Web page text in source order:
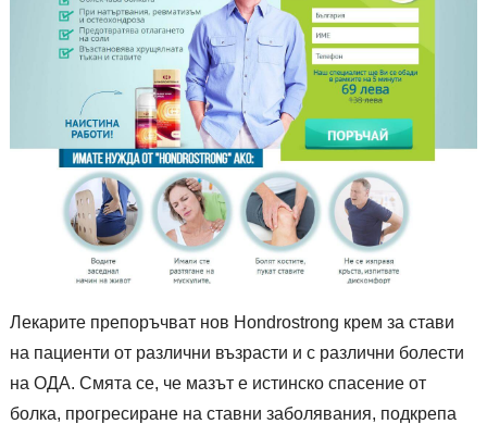
Лекарите препоръчват нов Hondrostrong крем за стави
на пациенти от различни възрасти и с различни болести
на ОДА. Смята се, че мазът е истинско спасение от
болка, прогресиране на ставни заболявания, подкрепа